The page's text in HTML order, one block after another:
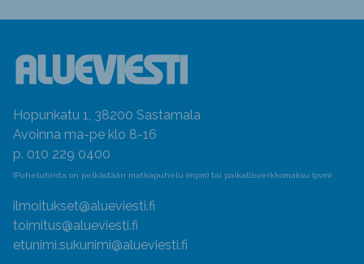
Hopunkatu 1, 38200 Sastamala
Avoinna ma-pe klo 8-16
p. 010 229 0400
(Puheluhinta on pelkästään matkapuhelu (mpm) tai paikallisverkkomaksu (pvm)
ilmoitukset@alueviesti.fi
toimitus@alueviesti.fi
etunimi.sukunimi@alueviesti.fi